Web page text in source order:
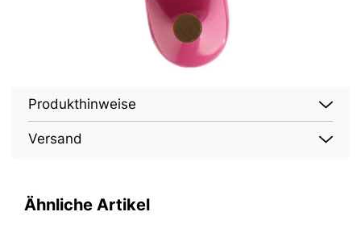
Produkthinweise
Versand
Ähnliche Artikel